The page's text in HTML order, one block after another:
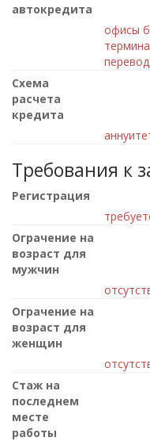
автокредита
офисы
Схема
расчета
кредита
Требования к
Регистрация
Ограчение на
возраст для
мужчин
Ограчение на
возраст для
женщин
Стаж на
последнем
месте
работы